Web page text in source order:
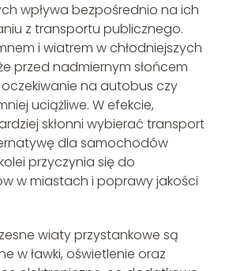
wpływa bezpośrednio na ich
z transportu publicznego.
i wiatrem w chłodniejszych
przed nadmiernym słońcem
na autobus czy
uciążliwe. W efekcie,
skłonni wybierać transport
dla samochodów
przyczynia się do
w miastach i poprawy jakości
wiaty przystankowe są
w ławki, oświetlenie oraz